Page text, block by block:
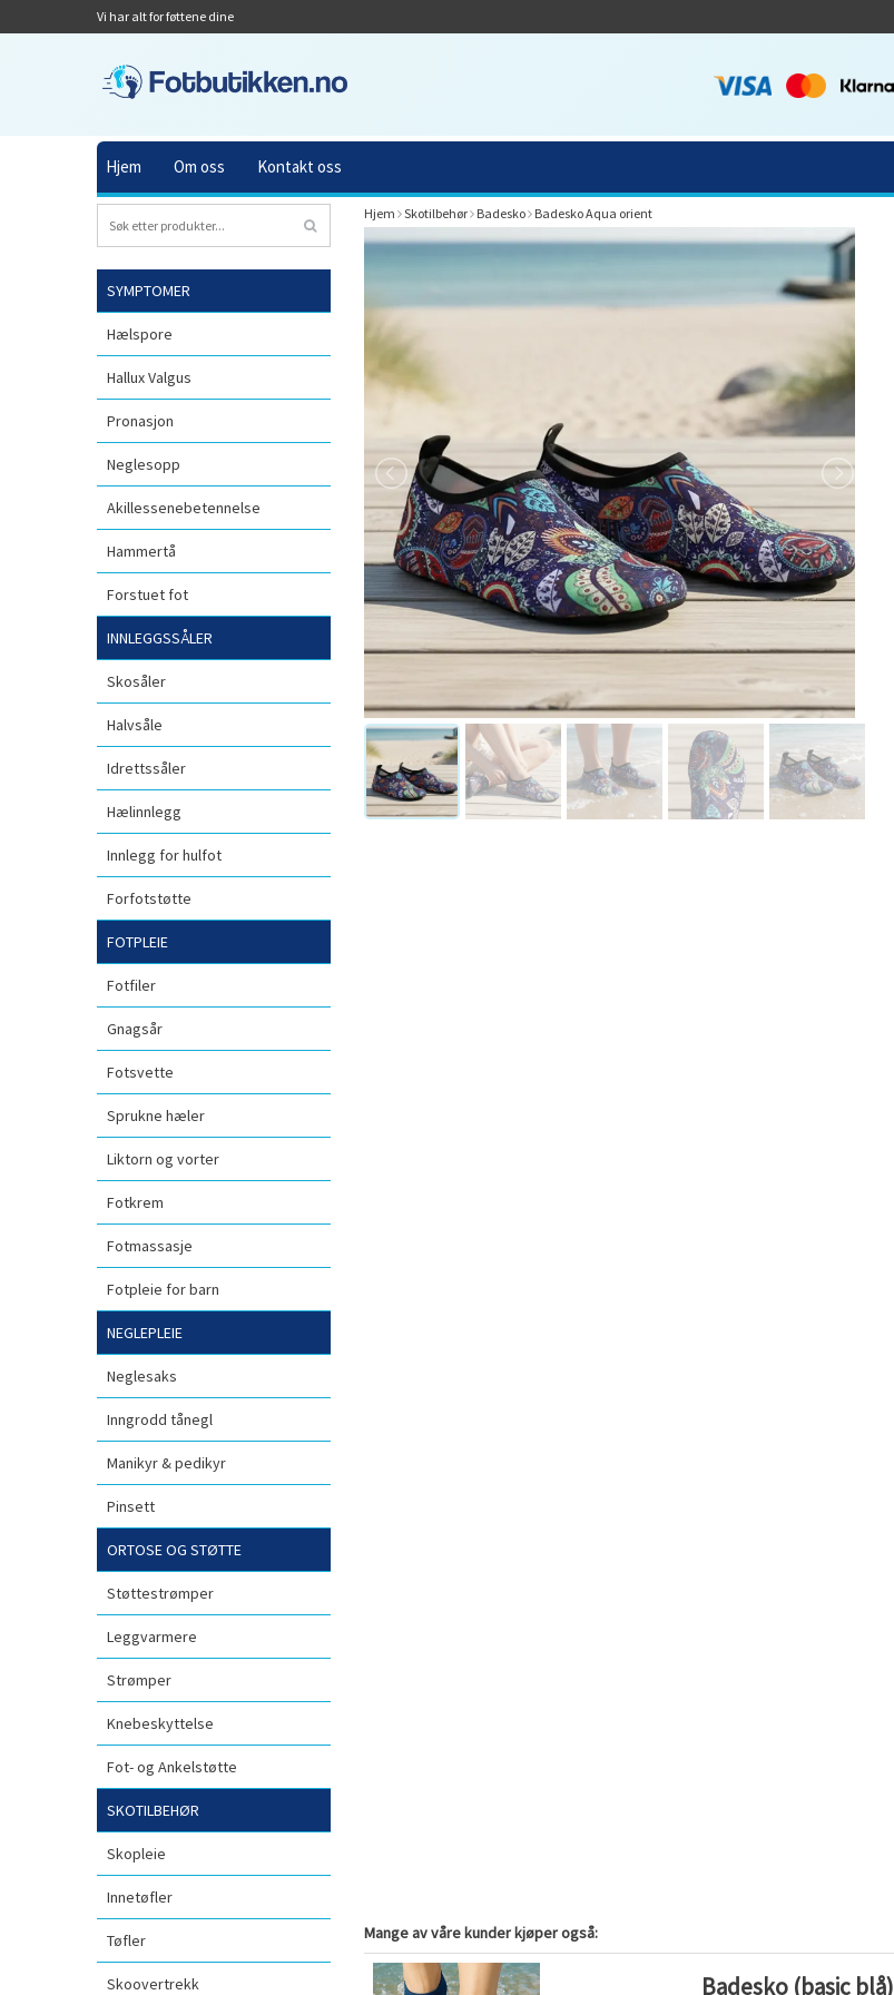
Vi har alt for føttene dine
Hjem Om oss Kontakt oss
SYMPTOMER
Hælspore
Hallux Valgus
Pronasjon
Neglesopp
Akillessenebetennelse
Hammertå
Forstuet fot
INNLEGGSSÅLER
Skosåler
Halvsåle
Idrettssåler
Hælinnlegg
Innlegg for hulfot
Forfotstøtte
FOTPLEIE
Fotfiler
Gnagsår
Fotsvette
Sprukne hæler
Liktorn og vorter
Fotkrem
Fotmassasje
Fotpleie for barn
NEGLEPLEIE
Neglesaks
Inngrodd tånegl
Manikyr & pedikyr
Pinsett
ORTOSE OG STØTTE
Støttestrømper
Leggvarmere
Strømper
Knebeskyttelse
Fot- og Ankelstøtte
SKOTILBEHØR
Skopleie
Innetøfler
Tøfler
Skoovertrekk
Hjem Skotilbehør Badesko Badesko Aqua orient
Mange av våre kunder kjøper også:
Badesko (basic blå)